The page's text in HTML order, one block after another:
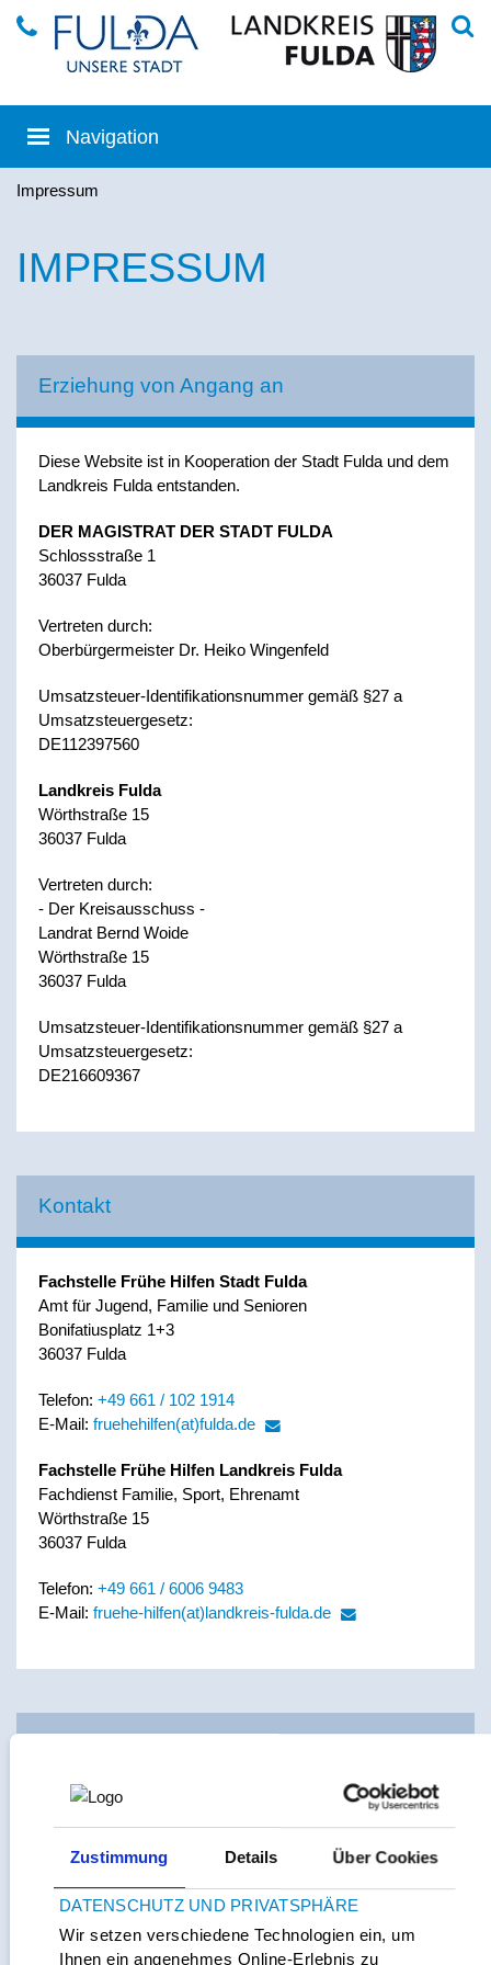
Zustimmung Details Über Cookies
DATENSCHUTZ UND PRIVATSPHÄRE
Wir setzen verschiedene Technologien ein, um
Ihnen ein angenehmes Online-Erlebnis zu
Impressum
IMPRESSUM
Erziehung von Angang an
Diese Website ist in Kooperation der Stadt Fulda und dem
Landkreis Fulda entstanden.
DER MAGISTRAT DER STADT FULDA
Schlossstraße 1
36037 Fulda
Vertreten durch:
Oberbürgermeister Dr. Heiko Wingenfeld
Umsatzsteuer-Identifikationsnummer gemäß §27 a
Umsatzsteuergesetz:
DE112397560
Landkreis Fulda
Wörthstraße 15
36037 Fulda
Vertreten durch:
- Der Kreisausschuss -
Landrat Bernd Woide
Wörthstraße 15
36037 Fulda
Umsatzsteuer-Identifikationsnummer gemäß §27 a
Umsatzsteuergesetz:
DE216609367
Kontakt
Fachstelle Frühe Hilfen Stadt Fulda
Amt für Jugend, Familie und Senioren
Bonifatiusplatz 1+3
36037 Fulda
Telefon:+49 661 / 102 1914
E-Mail:fruehehilfen(at)fulda.de
Fachstelle Frühe Hilfen Landkreis Fulda
Fachdienst Familie, Sport, Ehrenamt
Wörthstraße 15
36037 Fulda
Telefon:+49 661 / 6006 9483
E-Mail:fruehe-hilfen(at)landkreis-fulda.de
Bonifatiusplatz 1+3
36037 Fulda
Fachstelle Frühe Hilfen Landkreis Fulda
Fachdienst Familie, Sport, Ehrenamt